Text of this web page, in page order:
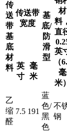
传
送
带
基
底
材
料
传送带
宽度
基
底/
防
滑
型
材
料，
直
英
（
毫
米）
英
寸
毫
米
乙
缩
醛
7.5 191
蓝
色/
黑
色
不
钢